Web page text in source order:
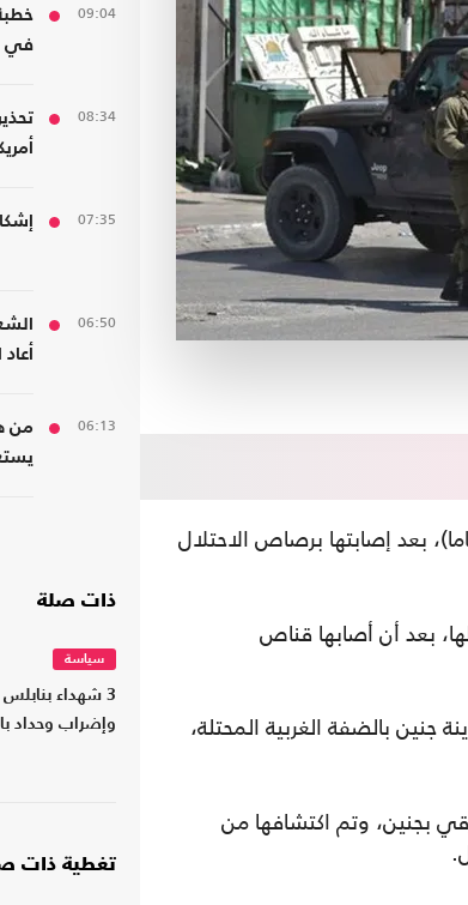
وزارة الصحة الفلسطينية استشهاد الطفلة جنى عصام زكارنة (16 عاما)، بعد إصابتها برصاص الاحتلال
بعد أن أصابها قناص
بالضفة الغربية المحتلة،
بجنين، وتم اكتشافها من
09:04
في
08:34
07:35
06:50
06:13
من
ذات صلة
سياسة
وإضراب وحداد
تغطية ذات